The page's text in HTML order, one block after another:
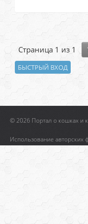
Страница 1 из 1
© 2026 Портал о кошках и
Использование авторских